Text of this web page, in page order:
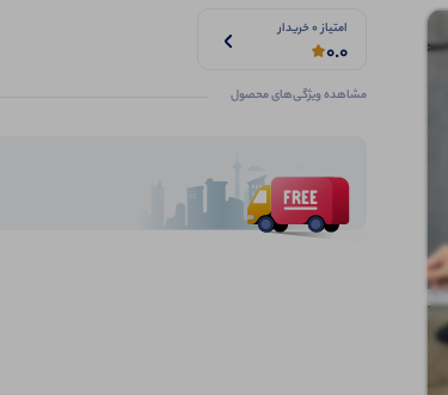
امتیاز 0 خریدار
0.0
مشاهده ویژگی‌های محصول